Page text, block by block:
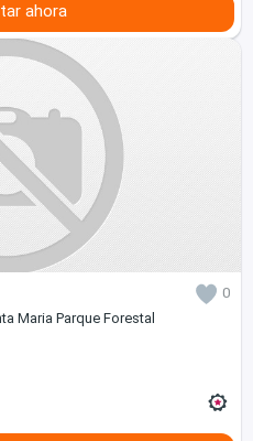
ahora
0
Maria Parque Forestal